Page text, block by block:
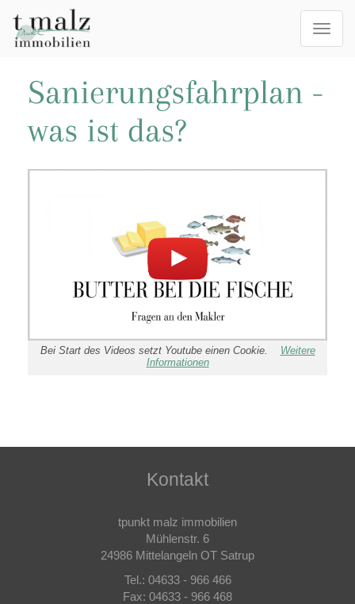
Sanierungsfahrplan -
was ist das?
Bei Start des Videos setzt Youtube einen Cookie. Weitere
Informationen
Kontakt
tpunkt malz immobilien
Mühlenstr. 6
24986 Mittelangeln OT Satrup
Tel.: 04633 - 966 466
Fax: 04633 - 966 468